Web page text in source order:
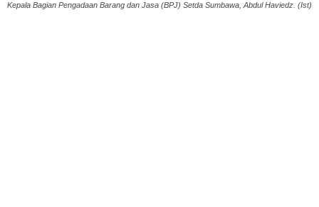
Kepala Bagian Pengadaan Barang dan Jasa (BPJ) Setda Sumbawa, Abdul Haviedz. (Ist)